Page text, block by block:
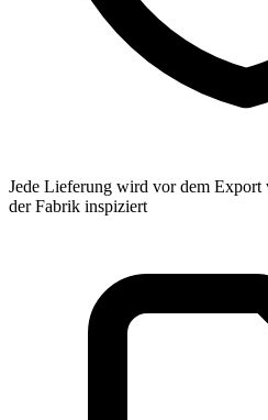
Jede Lieferung wird vor dem Export
der Fabrik inspiziert